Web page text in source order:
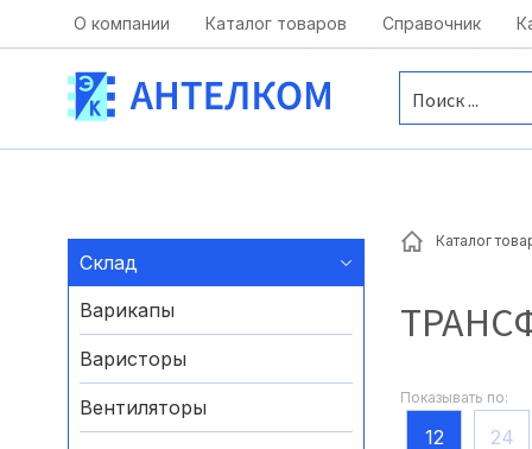
Москва, ул. Московская, д.1 офис 1
О компании Каталог товаров Справочник
Склад
Варикапы
Варисторы
Вентиляторы
Каталог
Показывать по:
12 24